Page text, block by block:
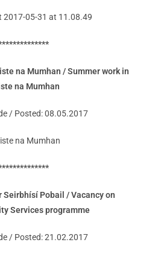
na Mumhan / Summer work in
na Mumhan
/ Posted: 08.05.2017
Seirbhísí Pobail / Vacancy on
Services programme
/ Posted: 21.02.2017